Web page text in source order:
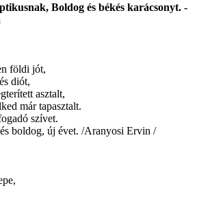
Boldog és békés karácsonyt. -
földi jót,
diót,
asztalt,
már tapasztalt.
szívet.
boldog, új évet. /Aranyosi Ervin /